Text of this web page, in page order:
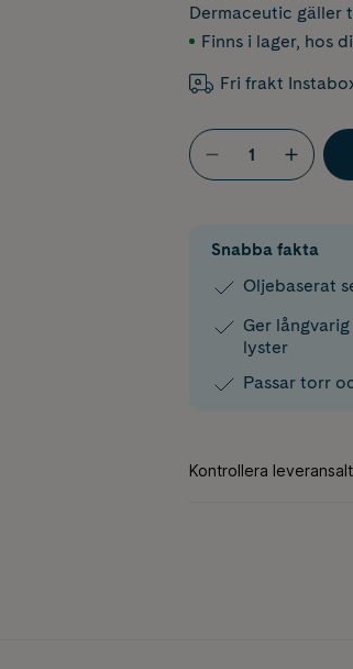
Dermaceutic gäller
Finns i lager, hos
Fri frakt
Snabba fakta
Oljebaserat
Ger
lyster
Passar torr